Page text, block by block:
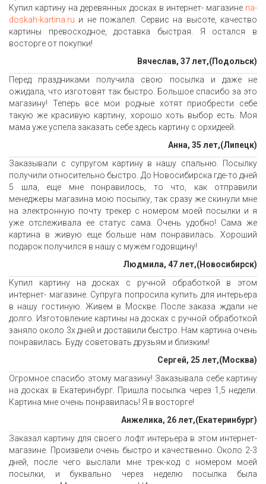
Купил картину на деревянных досках в интернет- магазине na-
doskah-kartina.ru и не пожалел. Сервис на высоте, качество
картины превосходное, доставка быстрая. Я остался в
восторге от покупки!
Вячеслав, 37 лет,(Подольск)
Перед праздниками получила свою посылка и даже не
ожидала, что изготовят так быстро. Большое спасибо за это
магазину! Теперь все мои родные хотят приобрести себе
такую же красивую картину, хорошо хоть выбор есть. Моя
мама уже успела заказать себе здесь картину с орхидеей.
Анна, 35 лет,(Липецк)
Заказывали с супругом картину в нашу спальню. Посылку
получили относительно быстро. До Новосибирска где-то дней
5 шла, еще мне понравилось, то что, как отправили
менеджеры магазина мою посылку, так сразу же скинули мне
на электронную почту трекер с номером моей посылки и я
уже отслеживала ее статус сама. Очень удобно! Сама же
картина в живую еще больше нам понравилась. Хороший
подарок получился в нашу с мужем годовщину!
Людмила, 47 лет,(Новосибирск)
Купил картину на досках с ручной обработкой в этом
интернет- магазине. Супруга попросила купить для интерьера
в нашу гостиную. Живем в Москве. После заказа ждали не
долго. Изготовление картины на досках с ручной обработкой
заняло около 3х дней и доставили быстро. Нам картина очень
понравилась. Буду советовать друзьям и близким!
Сергей, 25 лет,(Москва)
Огромное спасибо этому магазину! Заказывала себе картину
на досках в Екатеринбург. Пришла посылка через 1,5 недели.
Картина мне очень понравилась! Я в восторге!
Анжелика, 26 лет,(Екатеринбург)
Заказал картину для своего лофт интерьера в этом интернет-
магазине. Произвели очень быстро и качественно. Около 2-3
дней, после чего выслали мне трек-код с номером моей
посылки, и буквально через неделю посылка была